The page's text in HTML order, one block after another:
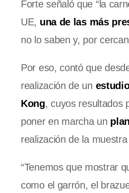
Forte señaló que “la
UE, una de las más
no lo saben y, por
Por eso, contó que
realización de un
Kong, cuyos resultados
poner en marcha un
realización de la
“Tenemos que mostrar
como el garrón, el